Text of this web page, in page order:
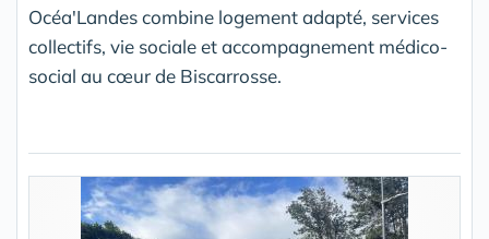
Océa'Landes combine logement adapté, services
collectifs, vie sociale et accompagnement médico-
social au cœur de Biscarrosse.